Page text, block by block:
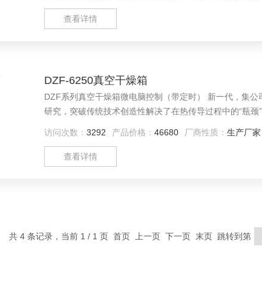
查看详情
DZF-6250真空干燥箱
DZF系列真空干燥箱微电脑控制（带定时） 新一代，集
研究，突破传统技术创造性解决了在热传导过程中的“瓶
访问次数： 3292 产品价格： 46680 厂商性质： 生产厂家
查看详情
共 4 条记录，当前 1 / 1 页 首页 上一页 下一页 末页 跳转到第